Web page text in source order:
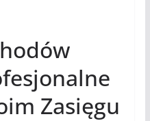
Zasięgu